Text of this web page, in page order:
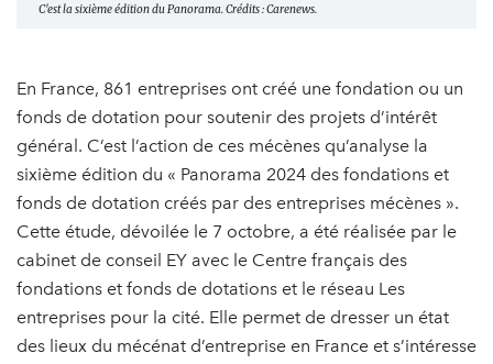
C'est la sixième édition du Panorama. Crédits : Carenews.
En France, 861 entreprises ont créé une fondation ou un
fonds de dotation pour soutenir des projets d’intérêt
général. C’est l’action de ces mécènes qu’analyse la
sixième édition du « Panorama 2024 des fondations et
fonds de dotation créés par des entreprises mécènes ».
Cette étude, dévoilée le 7 octobre, a été réalisée par le
cabinet de conseil EY avec le Centre français des
fondations et fonds de dotations et le réseau Les
entreprises pour la cité. Elle permet de dresser un état
des lieux du mécénat d’entreprise en France et s’intéresse